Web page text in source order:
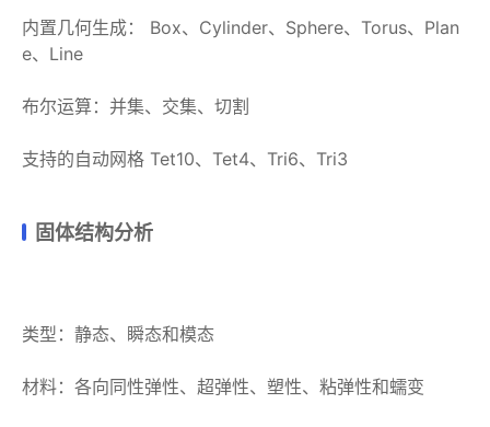
内置几何生成： Box、Cylinder、Sphere、Torus、Plan
e、Line
布尔运算：并集、交集、切割
支持的自动网格 Tet10、Tet4、Tri6、Tri3
固体结构分析
类型：静态、瞬态和模态
材料：各向同性弹性、超弹性、塑性、粘弹性和蠕变